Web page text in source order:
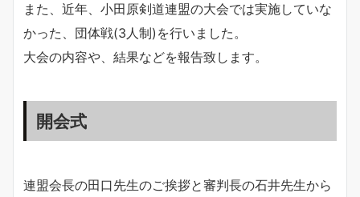
また、近年、小田原剣道連盟の大会では実施していな
かった、団体戦(3人制)を行いました。
大会の内容や、結果などを報告致します。
開会式
連盟会長の田口先生のご挨拶と審判長の石井先生から